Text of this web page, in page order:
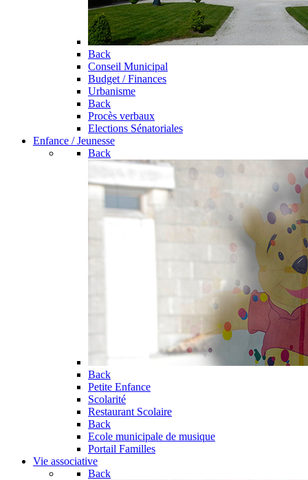
Back
Conseil Municipal
Budget / Finances
Urbanisme
Back
Procès verbaux
Elections Sénatoriales
Enfance / Jeunesse
Back
Back
Petite Enfance
Scolarité
Restaurant Scolaire
Back
Ecole municipale de musique
Portail Familles
Vie associative
Back